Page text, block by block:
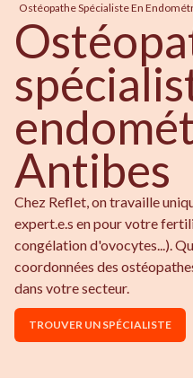
Ostéopathe Spécialiste En
Antibes
Chez Reflet, on travaille
expert.e.s en pour votre
congélation d'ovocytes...).
coordonnées des
dans votre secteur.
TROUVER UN SPÉCIALISTE